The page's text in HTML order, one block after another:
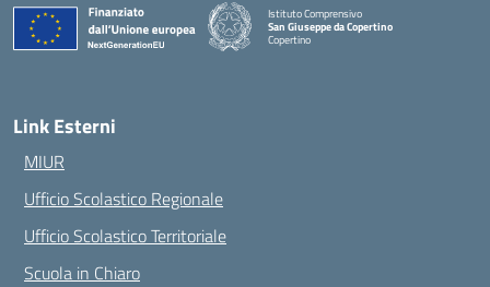
Istituto Comprensivo
San Giuseppe da Copertino
Copertino
— Visita la pagina iniziale della scuola
Link Esterni
MIUR
Ufficio Scolastico Regionale
Ufficio Scolastico Territoriale
Scuola in Chiaro